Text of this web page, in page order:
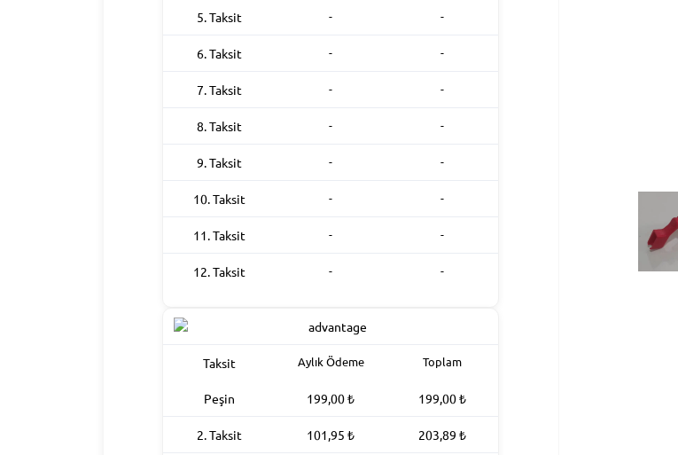
5. Taksit - -
6. Taksit - -
7. Taksit - -
8. Taksit - -
9. Taksit - -
10. Taksit - -
11. Taksit - -
12. Taksit - -
Taksit Aylık Ödeme Toplam
Peşin 199,00₺ 199,00₺
2. Taksit 101,95₺ 203,89₺